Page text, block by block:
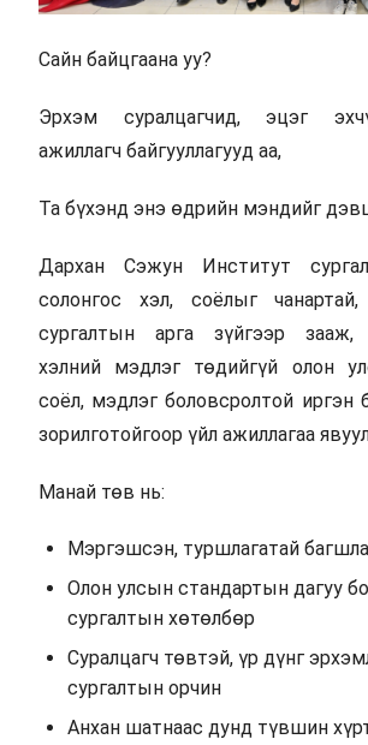
Сайн байцгаана уу?
Эрхэм суралцагчид, эцэг
ажиллагч байгууллагууд аа,
Та бүхэнд энэ өдрийн мэндийг
Дархан Сэжун Институт
солонгос хэл, соёлыг
сургалтын арга зүйгээр зааж,
хэлний мэдлэг төдийгүй олон
соёл, мэдлэг боловсролтой иргэн
зорилготойгоор үйл ажиллагаа
Манай төв нь:
Мэргэшсэн, туршлагатай
Олон улсын стандартын дагуу
сургалтын хөтөлбөр
Суралцагч төвтэй, үр дүнг
сургалтын орчин
Анхан шатнаас дунд түвшин